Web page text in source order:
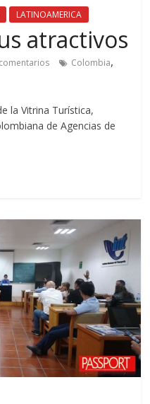
LATINOAMERICA
atractivos
Colombia,
la Vitrina Turística,
de Agencias de